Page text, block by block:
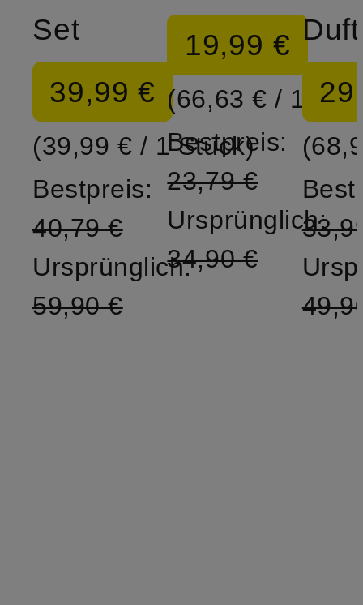
Set
39,99 €
(39,99 € / 1 Stück)
Bestpreis:
40,79 €
Ursprünglich:
59,90 €
19,99 €
(66,63 € / 1 l)
Bestpreis:
23,79 €
Ursprünglich:
34,90 €